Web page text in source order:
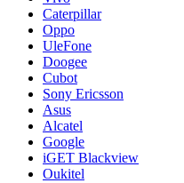
Caterpillar
Oppo
UleFone
Doogee
Cubot
Sony Ericsson
Asus
Alcatel
Google
iGET Blackview
Oukitel